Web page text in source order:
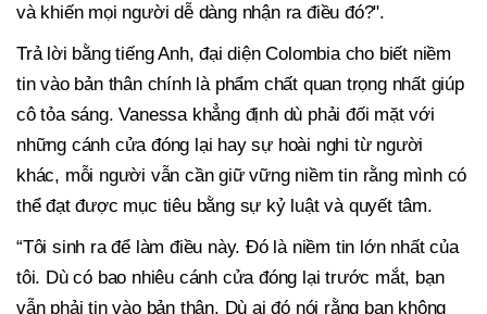
và khiến mọi người dễ dàng nhận ra điều đó?".
Trả lời bằng tiếng Anh, đại diện Colombia cho biết niềm
tin vào bản thân chính là phẩm chất quan trọng nhất giúp
cô tỏa sáng. Vanessa khẳng định dù phải đối mặt với
những cánh cửa đóng lại hay sự hoài nghi từ người
khác, mỗi người vẫn cần giữ vững niềm tin rằng mình có
thể đạt được mục tiêu bằng sự kỷ luật và quyết tâm.
“Tôi sinh ra để làm điều này. Đó là niềm tin lớn nhất của
tôi. Dù có bao nhiêu cánh cửa đóng lại trước mắt, bạn
vẫn phải tin vào bản thân. Dù ai đó nói rằng bạn không